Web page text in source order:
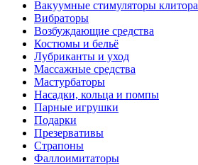
Вакуумные стимуляторы клитора
Вибраторы
Возбуждающие средства
Костюмы и бельё
Лубриканты и уход
Массажные средства
Мастурбаторы
Насадки, кольца и помпы
Парные игрушки
Подарки
Презервативы
Страпоны
Фаллоимитаторы